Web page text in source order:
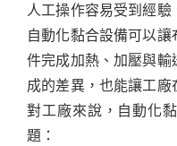
人工操作容易受到經驗
自動化黏合設備可以
件完成加熱、加壓與
成的差異，也能讓工廠
對工廠來說，自動化
題：